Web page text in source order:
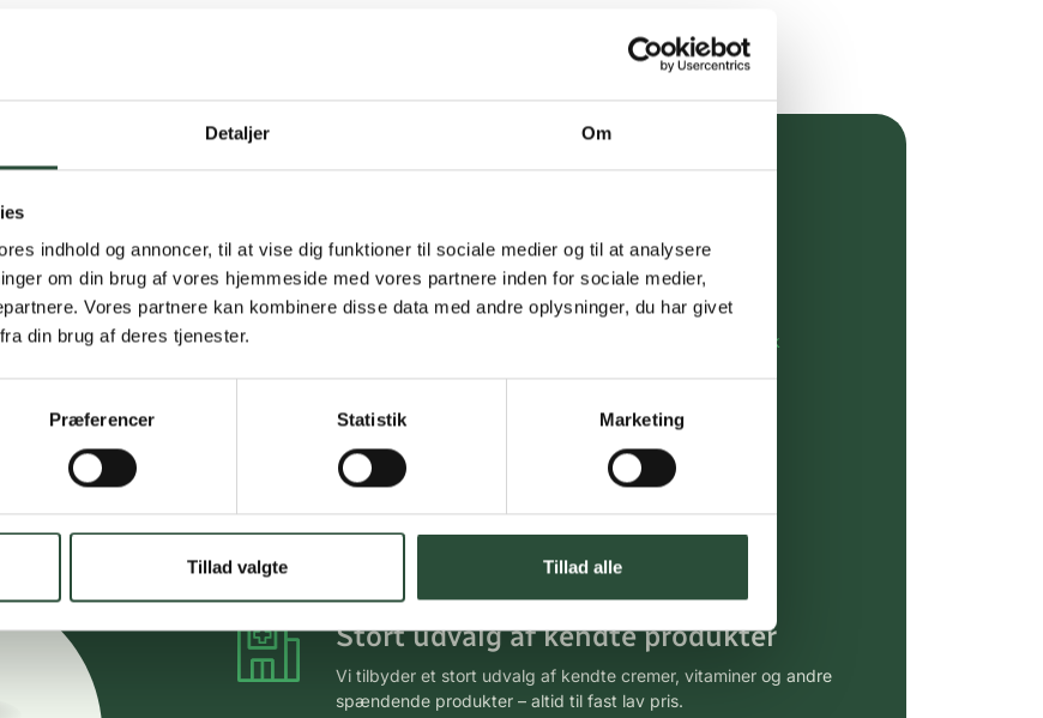
Detaljer Om
indhold og annoncer, til at vise dig funktioner til sociale medier og til at analysere
om din brug af vores hjemmeside med vores partnere inden for sociale medier,
Vores partnere kan kombinere disse data med andre oplysninger, du har givet
din brug af deres tjenester.
Præferencer Statistik Marketing
Tillad valgte Tillad alle
Personlig rådgivning
kundeservice@uglecare.dk
Hurtig levering (30 min. i Kbh)
Hurtigt leveringen via GLS, og DAO
Faste lave priser*
*Gælder ikke ernæringsprodukter.
Stort udvalg af kendte produkter
Vi tilbyder et stort udvalg af kendte cremer, vitaminer og andre
spændende produkter – altid til fast lav pris.